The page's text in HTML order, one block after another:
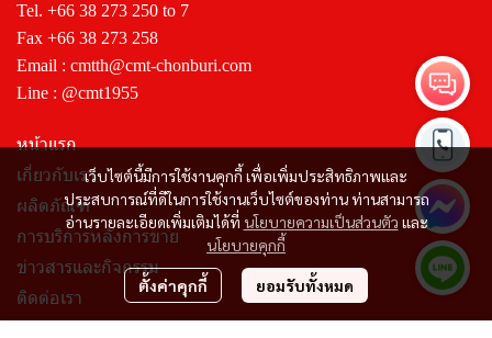
เว็บไซต์นี้มีการใช้งานคุกกี้ เพื่อเพิ่มประสิทธิภาพและ
ประสบการณ์ที่ดีในการใช้งานเว็บไซต์ของท่าน ท่านสามารถ
อ่านรายละเอียดเพิ่มเติมได้ที่ นโยบายความเป็นส่วนตัว และ
นโยบายคุกกี้
ตั้งค่าคุกกี้ ยอมรับทั้งหมด
Tel. +66 38 273 250 to 7
Fax +66 38 273 258
Email : cmtth@cmt-chonburi.com
Line : @cmt1955
หน้าแรก
เกี่ยวกับเรา
ผลิตภัณฑ์
การบริการหลังการขาย
ข่าวสารและกิจกรรม
ติดต่อเรา